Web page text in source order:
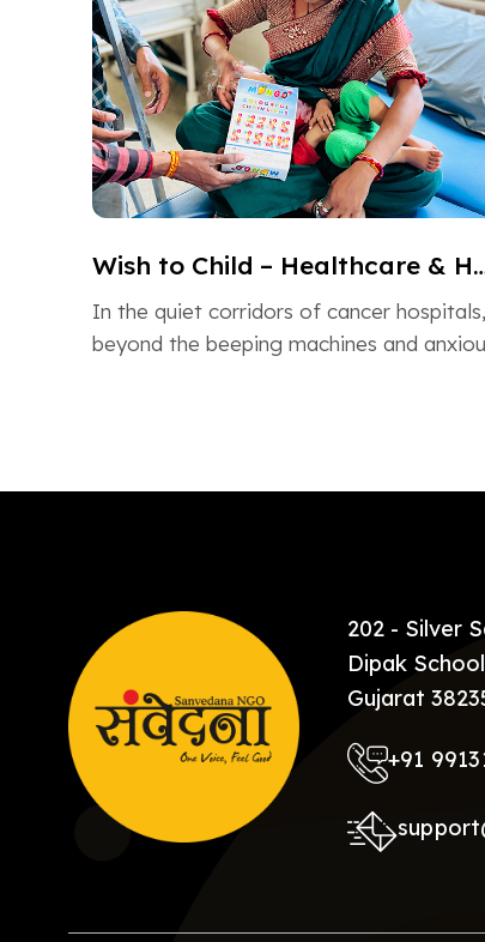
Wish to Child –
In the quiet corridors of cancer hospitals,
beyond the beeping machines and
202 - Silver
Dipak
Gujarat
+91